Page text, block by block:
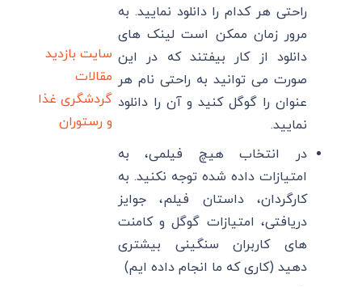
راحتی هر کدام را دانلود نمایید. به
مرور زمان ممکن است لینک های
دانلود از کار بیفتند که در این
صورت می توانید به راحتی نام هر
عنوان را گوگل کنید و آن را دانلود
نمایید.
در انتخاب هیچ فیلمی، به
امتیازات داده شده توجه نکنید. به
کارگردان، داستان فیلم، جوایز
دریافتی، امتیازات گوگل و کامنت
های کاربران سنگینی بیشتری
دهید (کاری که ما انجام داده ایم)
سایت بازدید
مقالات
گردشگری غذا
و رستوران